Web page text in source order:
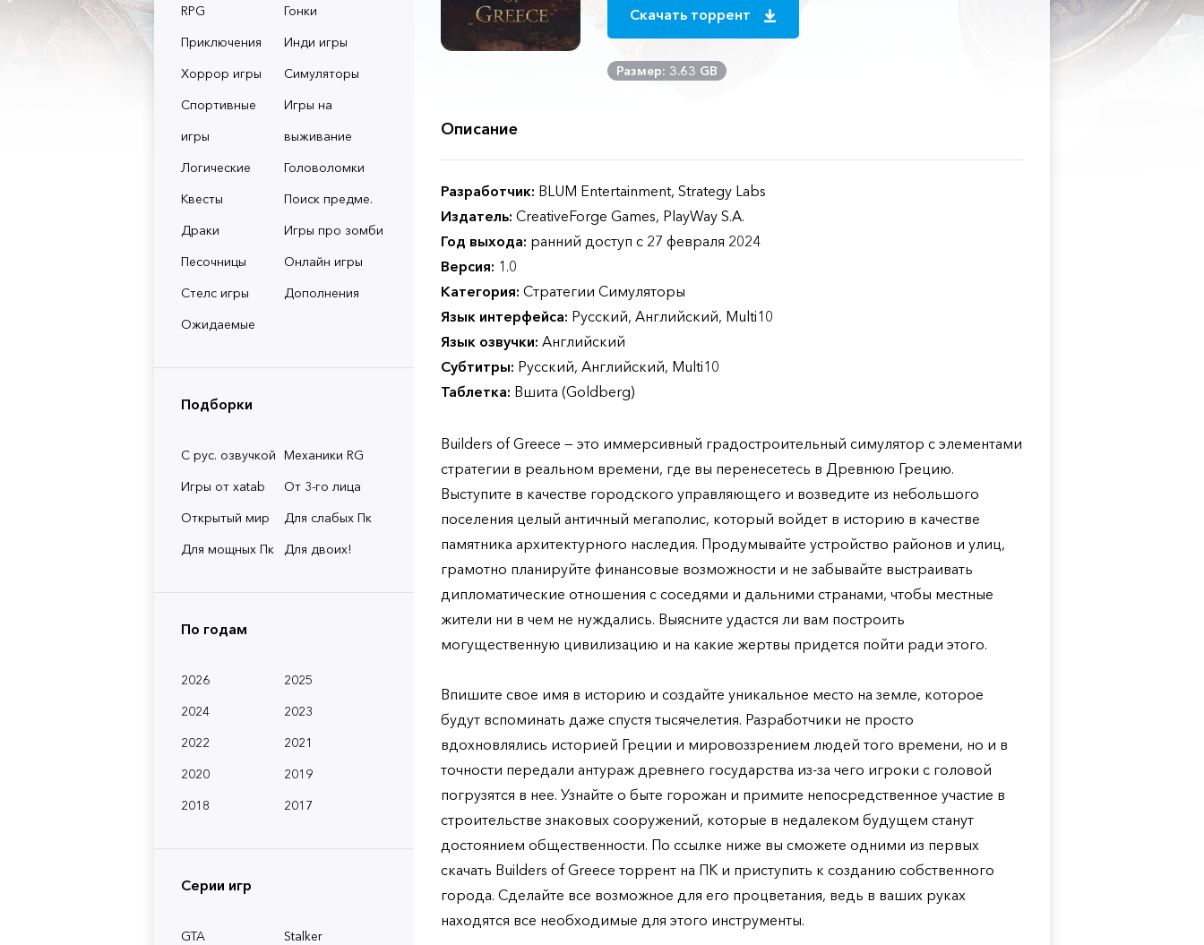
RPG
Гонки
Приключения
Инди игры
Хоррор игры
Симуляторы
Спортивные
игры
Игры на
выживание
Логические
Головоломки
Квесты
Поиск предме.
Драки
Игры про зомби
Песочницы
Онлайн игры
Стелс игры
Дополнения
Ожидаемые
Подборки
С рус. озвучкой Механики RG
Игры от xatab
От 3-го лица
Открытый мир
Для слабых Пк
Для мощных Пк
Для двоих!
По годам
2026
2025
2024
2023
2022
2021
2020
2019
2018
2017
Серии игр
GTA
Stalker
Скачать торрент
Размер: 3.63 GB
Описание
Разработчик: BLUM Entertainment, Strategy Labs
Издатель: CreativeForge Games, PlayWay S.A.
Год выхода: ранний доступ с 27 февраля 2024
Версия: 1.0
Категория: Стратегии Симуляторы
Язык интерфейса: Русский, Английский, Multi10
Язык озвучки: Английский
Субтитры: Русский, Английский, Multi10
Таблетка: Вшита (Goldberg)
Builders of Greece — это иммерсивный градостроительный симулятор с элементами
стратегии в реальном времени, где вы перенесетесь в Древнюю Грецию.
Выступите в качестве городского управляющего и возведите из небольшого
поселения целый античный мегаполис, который войдет в историю в качестве
памятника архитектурного наследия. Продумывайте устройство районов и улиц,
грамотно планируйте финансовые возможности и не забывайте выстраивать
дипломатические отношения с соседями и дальними странами, чтобы местные
жители ни в чем не нуждались. Выясните удастся ли вам построить
могущественную цивилизацию и на какие жертвы придется пойти ради этого.
Впишите свое имя в историю и создайте уникальное место на земле, которое
будут вспоминать даже спустя тысячелетия. Разработчики не просто
вдохновлялись историей Греции и мировоззрением людей того времени, но и в
точности передали антураж древнего государства из-за чего игроки с головой
погрузятся в нее. Узнайте о быте горожан и примите непосредственное участие в
строительстве знаковых сооружений, которые в недалеком будущем станут
достоянием общественности. По ссылке ниже вы сможете одними из первых
скачать Builders of Greece торрент на ПК и приступить к созданию собственного
города. Сделайте все возможное для его процветания, ведь в ваших руках
находятся все необходимые для этого инструменты.